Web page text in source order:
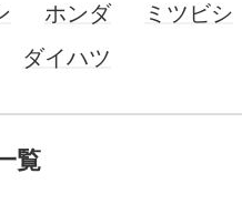
ホンダ
ミツビシ
ダイハツ
覧